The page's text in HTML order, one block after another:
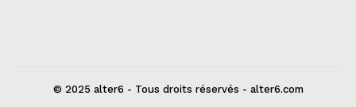
© 2025 alter6 - Tous droits réservés - alter6.com